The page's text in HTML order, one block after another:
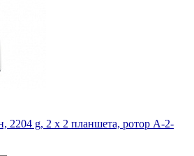
2204 g, 2 х 2 планшета, ротор A-2-